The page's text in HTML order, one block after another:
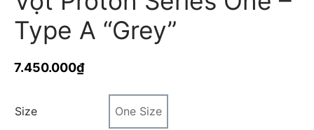
Type A “Grey”
7.450.000₫
Size One Size